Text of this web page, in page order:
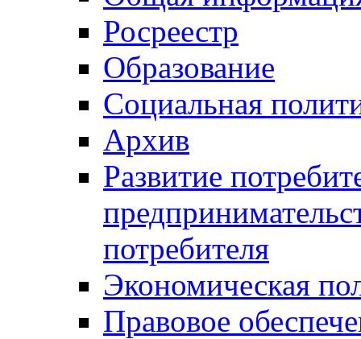
Росреестр
Образование
Социальная
Архив
Развитие
потребителя
Экономическая
Правовое